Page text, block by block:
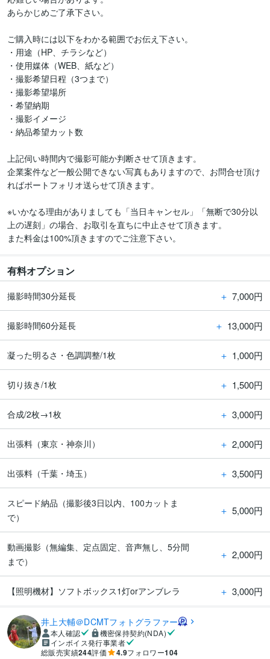
あらかじめご了承下さい。
ご購入時には以下をわかる範囲でお伝え下さい。
・用途（HP、チラシなど）
・使用媒体（WEB、紙など）
・撮影希望日程（3つまで）
・撮影希望場所
・希望納期
・撮影イメージ
・納品希望カット数
上記伺い時間内で撮影可能か判断させて頂きます。
企業案件など一般公開できない写真もありますので、お問合せ頂け
ればポートフォリオ送らせて頂きます。
※いかなる理由がありましても「当日キャンセル」「無断で30分以
上の遅刻」の場合、お取引を直ちに中止させて頂きます。
また料金は100%頂きますのでご注意下さい。
有料オプション
撮影時間30分延長 ＋ 7,000円
撮影時間60分延長 ＋ 13,000円
凝った明るさ・色調調整/1枚 ＋ 1,000円
切り抜き/1枚 ＋ 1,500円
合成/2枚→1枚 ＋ 3,000円
出張料（東京・神奈川） ＋ 2,000円
出張料（千葉・埼玉） ＋ 3,500円
スピード納品（撮影後3日以内、100カットま
で）
＋ 5,000円
動画撮影（無編集、定点固定、音声無し、5分間
まで）
＋ 2,000円
【照明機材】ソフトボックス1灯orアンブレラ ＋ 3,000円
井上大輔＠DCMTフォトグラファー
本人確認
機密保持契約(NDA)
インボイス発行事業者
総販売実績244評価 4.9フォロワー104